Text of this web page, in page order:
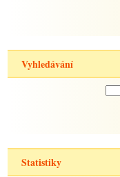
Vyhledávání
Statistiky